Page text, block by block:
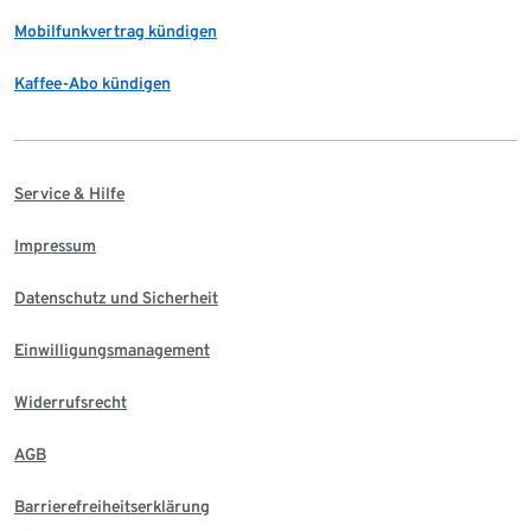
Mobilfunkvertrag kündigen
Kaffee-Abo kündigen
Service & Hilfe
Impressum
Datenschutz und Sicherheit
Einwilligungsmanagement
Widerrufsrecht
AGB
Barrierefreiheitserklärung